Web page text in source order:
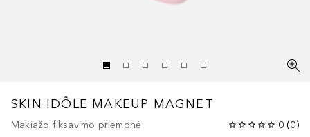
SKIN IDÔLE MAKEUP MAGNET
Makiažo fiksavimo priemonė 0 (0)